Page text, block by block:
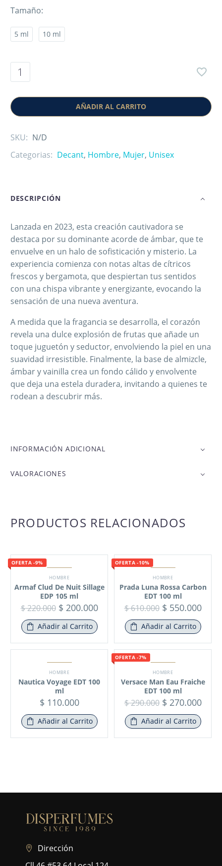
Tamaño
5 ml 10 ml
AÑADIR AL CARRITO
SKU: N/D
Categorias: Decant, Hombre, Mujer, Unisex
DESCRIPCIÓN
Lanzada en 2023, esta creación cautivadora se
destaca por su dominante acorde de ámbar, que te
envuelve en un halo de sofisticación y misterio. La
experiencia comienza con notas altas de cítricos
frescos y bergamota, que despiertan tus sentidos
con una chispa vibrante y energizante, evocando la
sensación de una nueva aventura.
A medida que la fragancia se desarrolla, el corazón
revela una dulce explosión de frutas que añade un
toque juguetón y seductor, envolviendo la piel en una
suavidad irresistible. Finalmente, la base de almizcle,
ámbar y vainilla crea un fondo cálido y envolvente
que deja una estela duradera, invitando a quienes te
rodean a descubrir más.
INFORMACIÓN ADICIONAL
VALORACIONES
PRODUCTOS RELACIONADOS
OFERTA -9%
HOMBRE
Armaf Clud De Nuit Sillage
EDP 105 ml
$220.000 $ 200.000
Añadir al Carrito
OFERTA -10%
HOMBRE
Prada Luna Rossa Carbon
EDT 100 ml
$610.000 $ 550.000
Añadir al Carrito
HOMBRE
Nautica Voyage EDT 100
ml
$ 110.000
Añadir al Carrito
OFERTA -7%
HOMBRE
Versace Man Eau Fraiche
EDT 100 ml
$290.000 $ 270.000
Añadir al Carrito
Dirección